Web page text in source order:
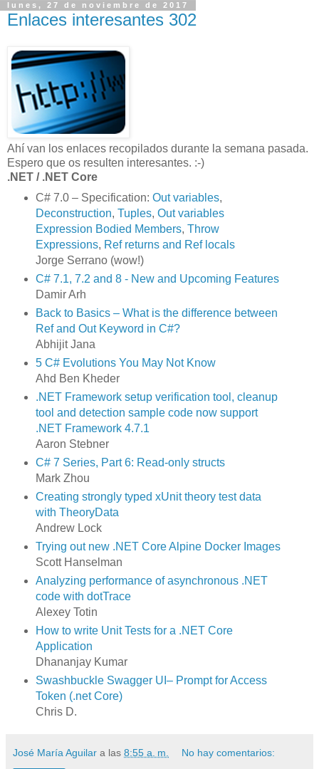
lunes, 27 de noviembre de 2017
Enlaces interesantes 302
Ahí van los enlaces recopilados durante la semana pasada.
Espero que os resulten interesantes. :-)
.NET / .NET Core
C# 7.0 – Specification: Out variables,
Deconstruction, Tuples, Out variables
Expression Bodied Members, Throw
Expressions, Ref returns and Ref locals
Jorge Serrano (wow!)
C# 7.1, 7.2 and 8 - New and Upcoming Features
Damir Arh
Back to Basics – What is the difference between
Ref and Out Keyword in C#?
Abhijit Jana
5 C# Evolutions You May Not Know
Ahd Ben Kheder
.NET Framework setup verification tool, cleanup
tool and detection sample code now support
.NET Framework 4.7.1
Aaron Stebner
C# 7 Series, Part 6: Read-only structs
Mark Zhou
Creating strongly typed xUnit theory test data
with TheoryData
Andrew Lock
Trying out new .NET Core Alpine Docker Images
Scott Hanselman
Analyzing performance of asynchronous .NET
code with dotTrace
Alexey Totin
How to write Unit Tests for a .NET Core
Application
Dhananjay Kumar
Swashbuckle Swagger UI– Prompt for Access
Token (.net Core)
Chris D.
José María Aguilar a las 8:55 a. m. No hay comentarios: